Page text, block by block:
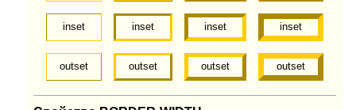
inset inset inset inset
outset outset outset outset